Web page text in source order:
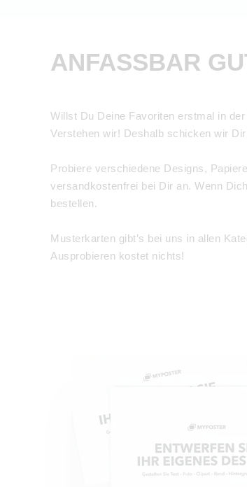
ANFASSBAR
Willst Du Deine Favoriten erstmal in
Verstehen wir! Deshalb schicken wir
Probiere verschiedene Designs,
versandkostenfrei bei Dir an. Wenn
bestellen.
Musterkarten gibt’s bei uns in allen
Ausprobieren kostet nichts!